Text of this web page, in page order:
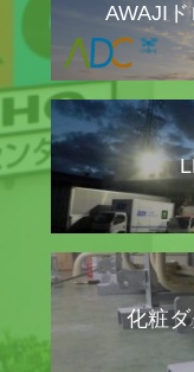
AWAJI
化粧